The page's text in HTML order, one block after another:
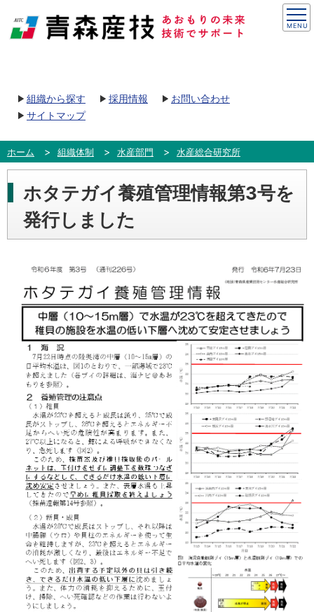
組織から探す 採用情報
お問い合わせ
サイトマップ
ホーム 組織体制 水産部門 水産総合研究所
ホタテガイ養殖管理情報第3号を
発行しました